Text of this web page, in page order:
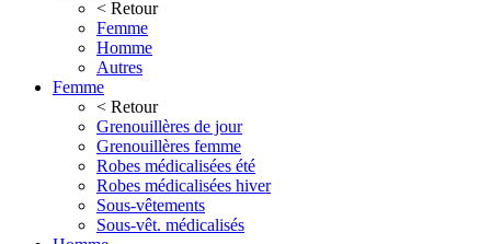
< Retour
Femme
Homme
Autres
Femme
< Retour
Grenouillères de jour
Grenouillères femme
Robes médicalisées été
Robes médicalisées hiver
Sous-vêtements
Sous-vêt. médicalisés